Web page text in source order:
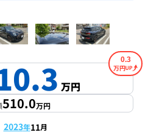
1/18
万円
0.3
万円
510.0万円
2023年11月